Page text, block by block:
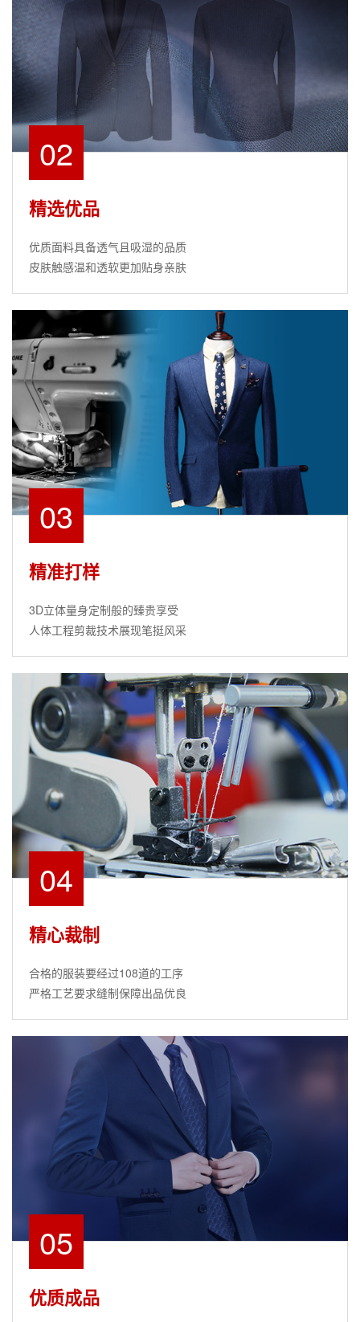
02
精选优品
优质面料具备透气且吸湿的品质
皮肤触感温和透软更加贴身亲肤
03
精准打样
3D立体量身定制般的臻贵享受
人体工程剪裁技术展现笔挺风采
04
精心裁制
合格的服装要经过108道的工序
严格工艺要求缝制保障出品优良
05
优质成品